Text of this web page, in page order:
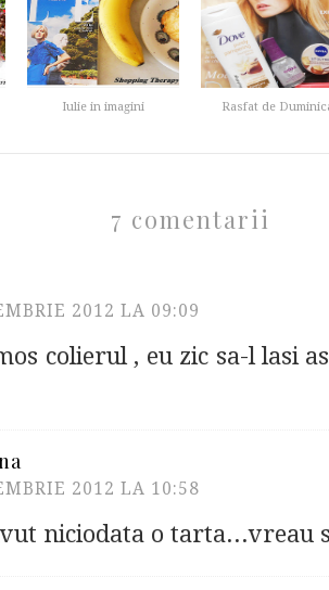
Iulie in imagini Rasfat de
7 comentarii
2012 LA 09:09
colierul , eu zic sa-l lasi
2012 LA 10:58
niciodata o tarta...vreau